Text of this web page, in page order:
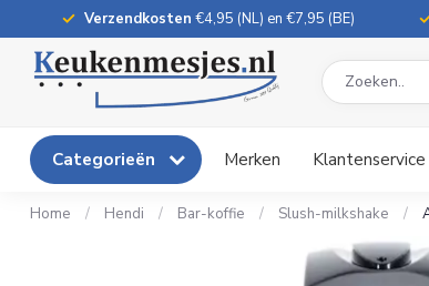
Verzendkosten €4,95 (NL) en €7,95 (BE)
Categorieën Merken Klantenservice
Home / Hendi / Bar-koffie / Slush-milkshake /